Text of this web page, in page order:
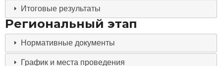
Итоговые результаты
Региональный этап
Нормативные документы
График и места проведения